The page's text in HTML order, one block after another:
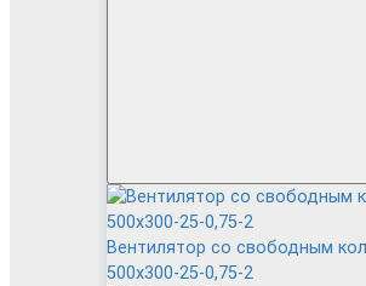
Вентилятор cо свободным
500x300-25-0,75-2